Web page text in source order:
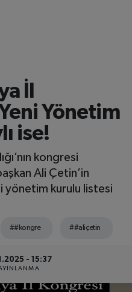
İl
Yönetim
ise!
kongresi
Ali Çetin’in
yönetim kurulu listesi
##kongre ##aliçetin
- 15:37